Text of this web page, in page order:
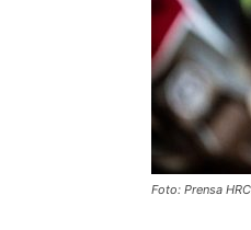
Foto: Prensa